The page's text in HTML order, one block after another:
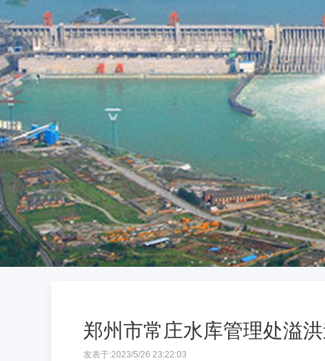
郑州市常庄水库管理处溢
发表于:2023/5/26 23:22:03